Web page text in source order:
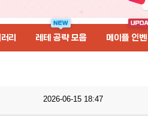
리 레테 공략 모음 메이플 인
2026-06-15 18:47